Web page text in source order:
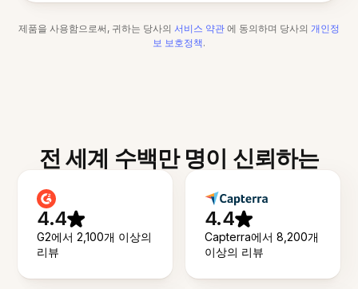
제품을 사용함으로써, 귀하는 당사의 서비스 약관 에 동의하며 당사의 개인정
보 보호정책.
전 세계 수백만 명이 신뢰하는
4.4
G2에서 2,100개 이상의
리뷰
4.4
Capterra에서 8,200개
이상의 리뷰